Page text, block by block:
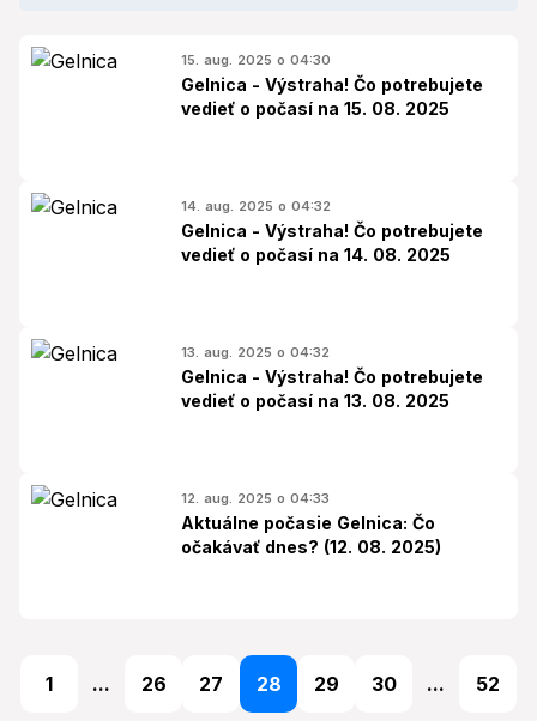
15. aug. 2025 o 04:30
Gelnica - Výstraha! Čo potrebujete
vedieť o počasí na 15. 08. 2025
14. aug. 2025 o 04:32
Gelnica - Výstraha! Čo potrebujete
vedieť o počasí na 14. 08. 2025
13. aug. 2025 o 04:32
Gelnica - Výstraha! Čo potrebujete
vedieť o počasí na 13. 08. 2025
12. aug. 2025 o 04:33
Aktuálne počasie Gelnica: Čo
očakávať dnes? (12. 08. 2025)
1 ... 26 27 28 29 30 ... 52